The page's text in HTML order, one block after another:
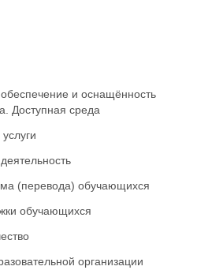
и оснащённость
Доступная среда
(перевода) обучающихся
обучающихся
организации